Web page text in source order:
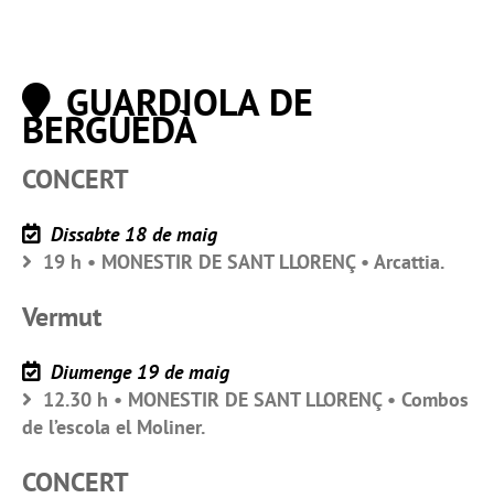
GUARDIOLA DE
BERGUEDÀ
CONCERT
Dissabte 18 de maig
19 h • MONESTIR DE SANT LLORENÇ • Arcattia.
Vermut
Diumenge 19 de maig
12.30 h • MONESTIR DE SANT LLORENÇ • Combos
de l’escola el Moliner.
CONCERT